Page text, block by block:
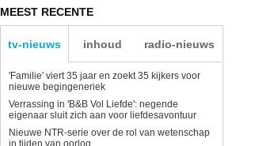
MEEST RECENTE
tv-nieuws inhoud radio-nieuws
'Familie' viert 35 jaar en zoekt 35 kijkers voor
nieuwe begingeneriek
Verrassing in 'B&B Vol Liefde': negende
eigenaar sluit zich aan voor liefdesavontuur
Nieuwe NTR-serie over de rol van wetenschap
in tijden van oorlog